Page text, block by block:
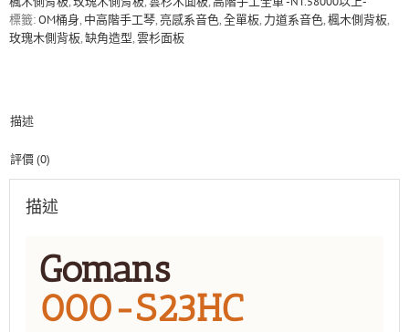
楓
木
木
標籤:OM桶身, 中高階手工琴,亮感系音色,全單板, 力道系音色,楓木側背板,
玫瑰木側背板,缺角造型,雲杉面板
描述
評價 (0)
描述
Gomans
000-S23HC